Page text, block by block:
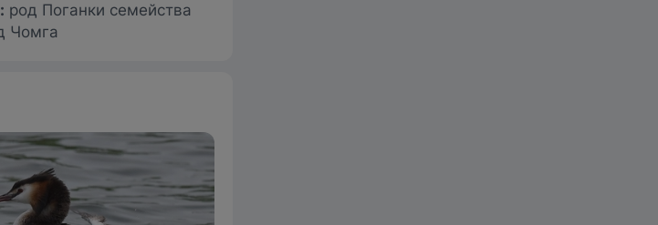
: род Поганки семейства
Чомга